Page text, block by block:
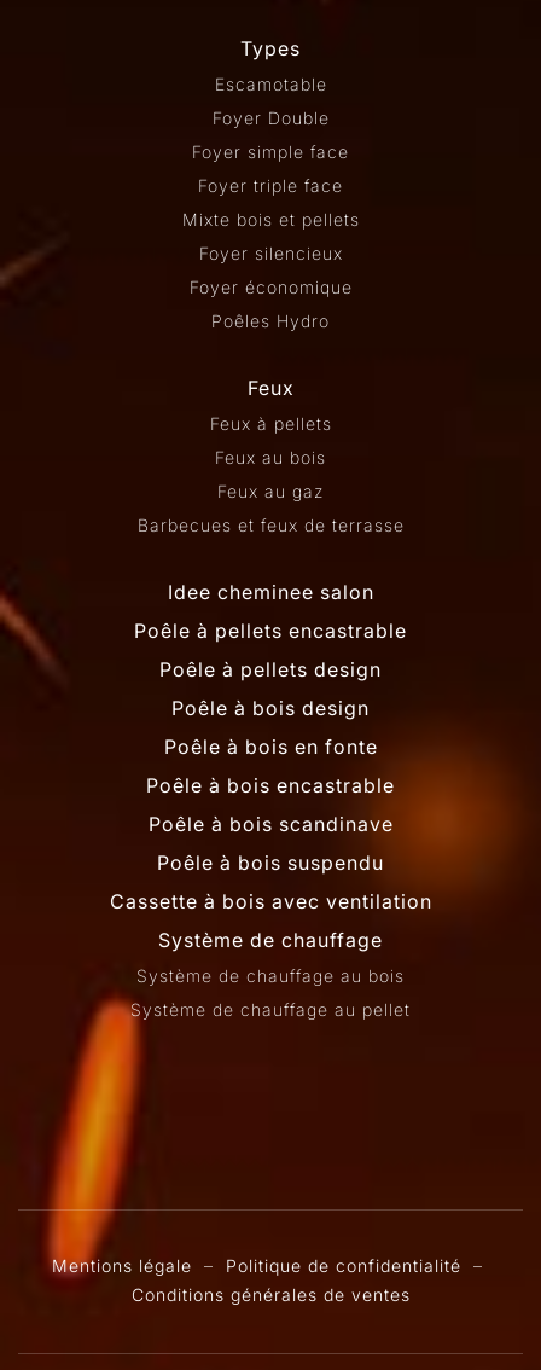
Types
Escamotable
Foyer Double
Foyer simple face
Foyer triple face
Mixte bois et pellets
Foyer silencieux
Foyer économique
Poêles Hydro
Feux
Feux à pellets
Feux au bois
Feux au gaz
Barbecues et feux de terrasse
Idee cheminee salon
Poêle à pellets encastrable
Poêle à pellets design
Poêle à bois design
Poêle à bois en fonte
Poêle à bois encastrable
Poêle à bois scandinave
Poêle à bois suspendu
Cassette à bois avec ventilation
Système de chauffage
Système de chauffage au bois
Système de chauffage au pellet
Mentions légale – Politique de confidentialité –
Conditions générales de ventes